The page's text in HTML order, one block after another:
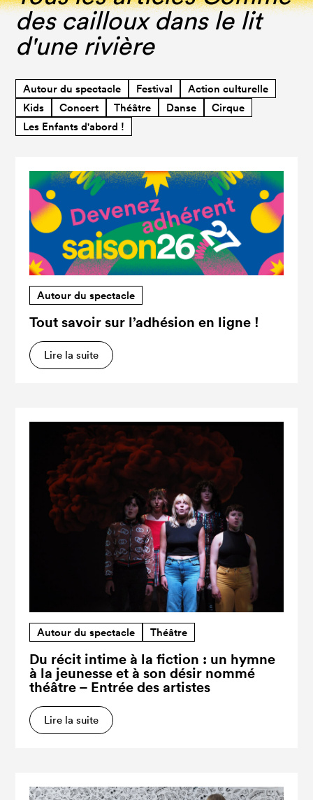
des cailloux dans le lit
d'une rivière
Autour du spectacle Festival
Action culturelle
Kids
Concert Théâtre Danse
Cirque
Les Enfants d'abord !
Autour du spectacle
Tout savoir sur l’adhésion en ligne !
Lire la suite
Autour du spectacle Théâtre
Du récit intime à la fiction : un hymne
à la jeunesse et à son désir nommé
théâtre – Entrée des artistes
Lire la suite